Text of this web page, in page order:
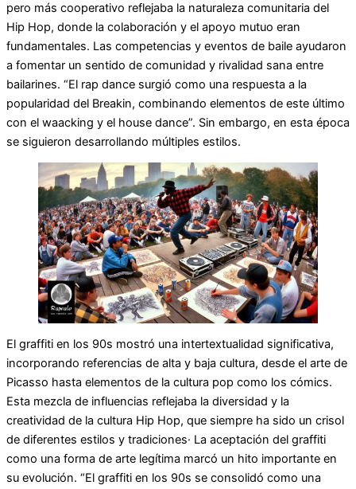
pero más cooperativo reflejaba la naturaleza comunitaria del
Hip Hop, donde la colaboración y el apoyo mutuo eran
fundamentales. Las competencias y eventos de baile ayudaron
a fomentar un sentido de comunidad y rivalidad sana entre
bailarines. “El rap dance surgió como una respuesta a la
popularidad del Breakin, combinando elementos de este último
con el waacking y el house dance”. Sin embargo, en esta época
se siguieron desarrollando múltiples estilos.
El graffiti en los 90s mostró una intertextualidad significativa,
incorporando referencias de alta y baja cultura, desde el arte de
Picasso hasta elementos de la cultura pop como los cómics.
Esta mezcla de influencias reflejaba la diversidad y la
creatividad de la cultura Hip Hop, que siempre ha sido un crisol
de diferentes estilos y tradiciones· La aceptación del graffiti
como una forma de arte legítima marcó un hito importante en
su evolución. “El graffiti en los 90s se consolidó como una